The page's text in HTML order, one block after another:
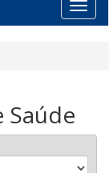
Saúde